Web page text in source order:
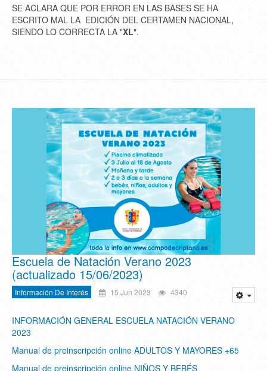
SE ACLARA QUE POR ERROR EN LAS BASES SE HA
ESCRITO MAL LA EDICIÓN DEL CERTAMEN NACIONAL,
SIENDO LO CORRECTA LA "XL".
Escuela de Natación Verano 2023
(actualizado 15/06/2023)
Información De Interés 15 Jun 2023 4340
INFORMACIÓN GENERAL ESCUELA NATACIÓN VERANO
2023
Manual de preinscripción online ADULTOS Y MAYORES +65
Manual de preinscripción online NIÑOS Y BEBÉS